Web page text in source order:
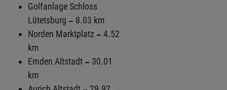
Golfanlage Schloss
Lütetsburg
8.03 km
Norden Marktplatz
4.52
km
Emden Altstadt
30.01
km